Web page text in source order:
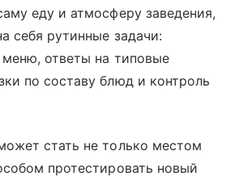
еду и атмосферу заведения,
себя рутинные задачи:
меню, ответы на типовые
по составу блюд и контроль
стать не только местом
протестировать новый